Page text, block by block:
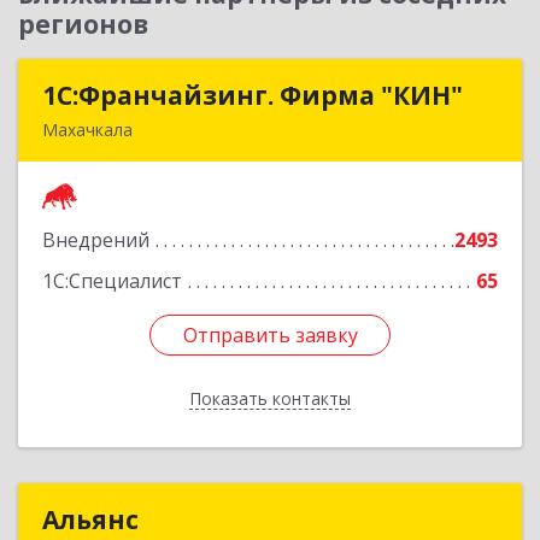
регионов
1С:Франчайзинг. Фирма "КИН"
Махачкала
Внедрений
2493
1С:Специалист
65
Отправить заявку
Показать контакты
1С:Франчайзинг. Фирма "КИН"
Подробнее
Отправить заявку
Назад
Альянс